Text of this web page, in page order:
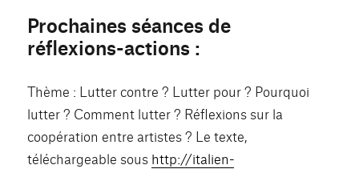
Prochaines séances de
réflexions-actions :
Thème : Lutter contre ? Lutter pour ? Pourquoi
lutter ? Comment lutter ? Réflexions sur la
coopération entre artistes ? Le texte,
téléchargeable sous http://italien-